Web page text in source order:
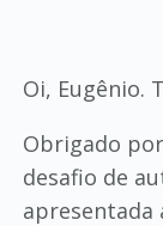
Oi, Eugênio.
Obrigado
desafio de
apresentada